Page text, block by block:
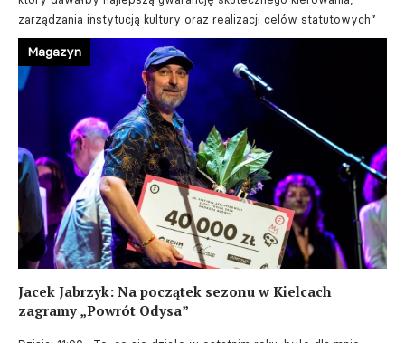
zarządzania instytucją kultury oraz realizacji celów statutowych”
Jacek Jabrzyk: Na początek sezonu w Kielcach
zagramy „Powrót Odysa”
Magazyn